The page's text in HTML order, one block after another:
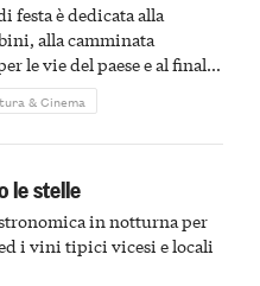
festa è dedicata alla
alla camminata
le vie del paese e al finale
& Cinema
le stelle
in notturna per
i vini tipici vicesi e locali